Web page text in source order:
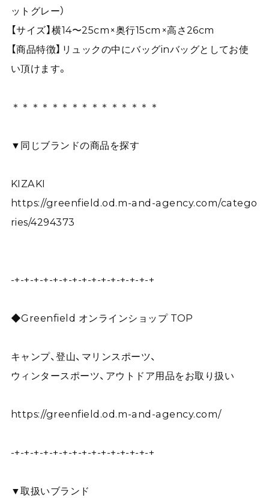
ットグレー）
【サイズ】横14〜25cm×奥行15cm×高さ26cm
【商品特徴】リュックの中にバッグinバッグとしてお使
い頂けます。
＊＊＊＊＊＊＊＊＊＊＊＊＊＊＊
▼同じブランドの商品を探す
KIZAKI
https://greenfield.od.m-and-agency.com/catego
ries/4294373
-+-+-+-+-+-+-+-+-+-+-+-+-+-+-+
◆Greenfield オンラインショップ TOP
キャンプ、登山、マリンスポーツ、
ウィンタースポーツ、アウトドア用品をお取り扱い
https://greenfield.od.m-and-agency.com/
-+-+-+-+-+-+-+-+-+-+-+-+-+-+-+
▼取扱いブランド